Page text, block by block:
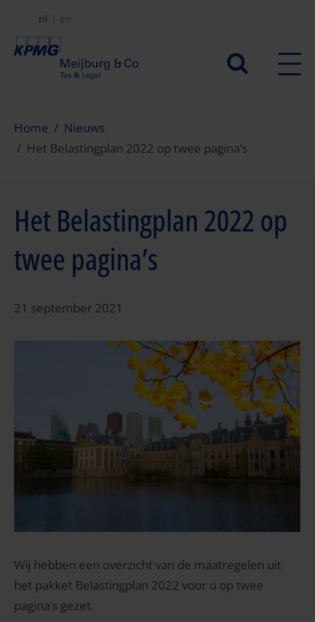
naar
Secundair
nl en
Home
Nieuws
Het Belastingplan 2022 op twee pagina’s
Het Belastingplan 2022 op
twee pagina’s
21 september 2021
Wij hebben een overzicht van de maatregelen uit
het pakket Belastingplan 2022 voor u op twee
pagina’s gezet.